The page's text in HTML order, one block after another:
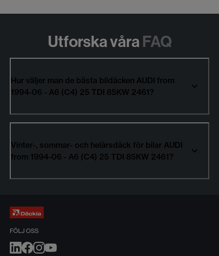
Utforska våra FAQ
Hur väljer man de bästa bildäcken AUDI from
1994-06 - A6 (C4) 25 TDI 85KW 2461?
Vinter-, sommar- och helårsdäck för bilar AUDI
from 1994-06 - A6 (C4) 25 TDI 85KW 2461?
FÖLJ OSS